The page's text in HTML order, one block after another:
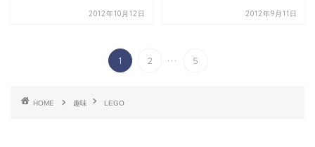
2012年10月12日 2012年9月11日
1 2 ... 5
HOME 趣味 LEGO